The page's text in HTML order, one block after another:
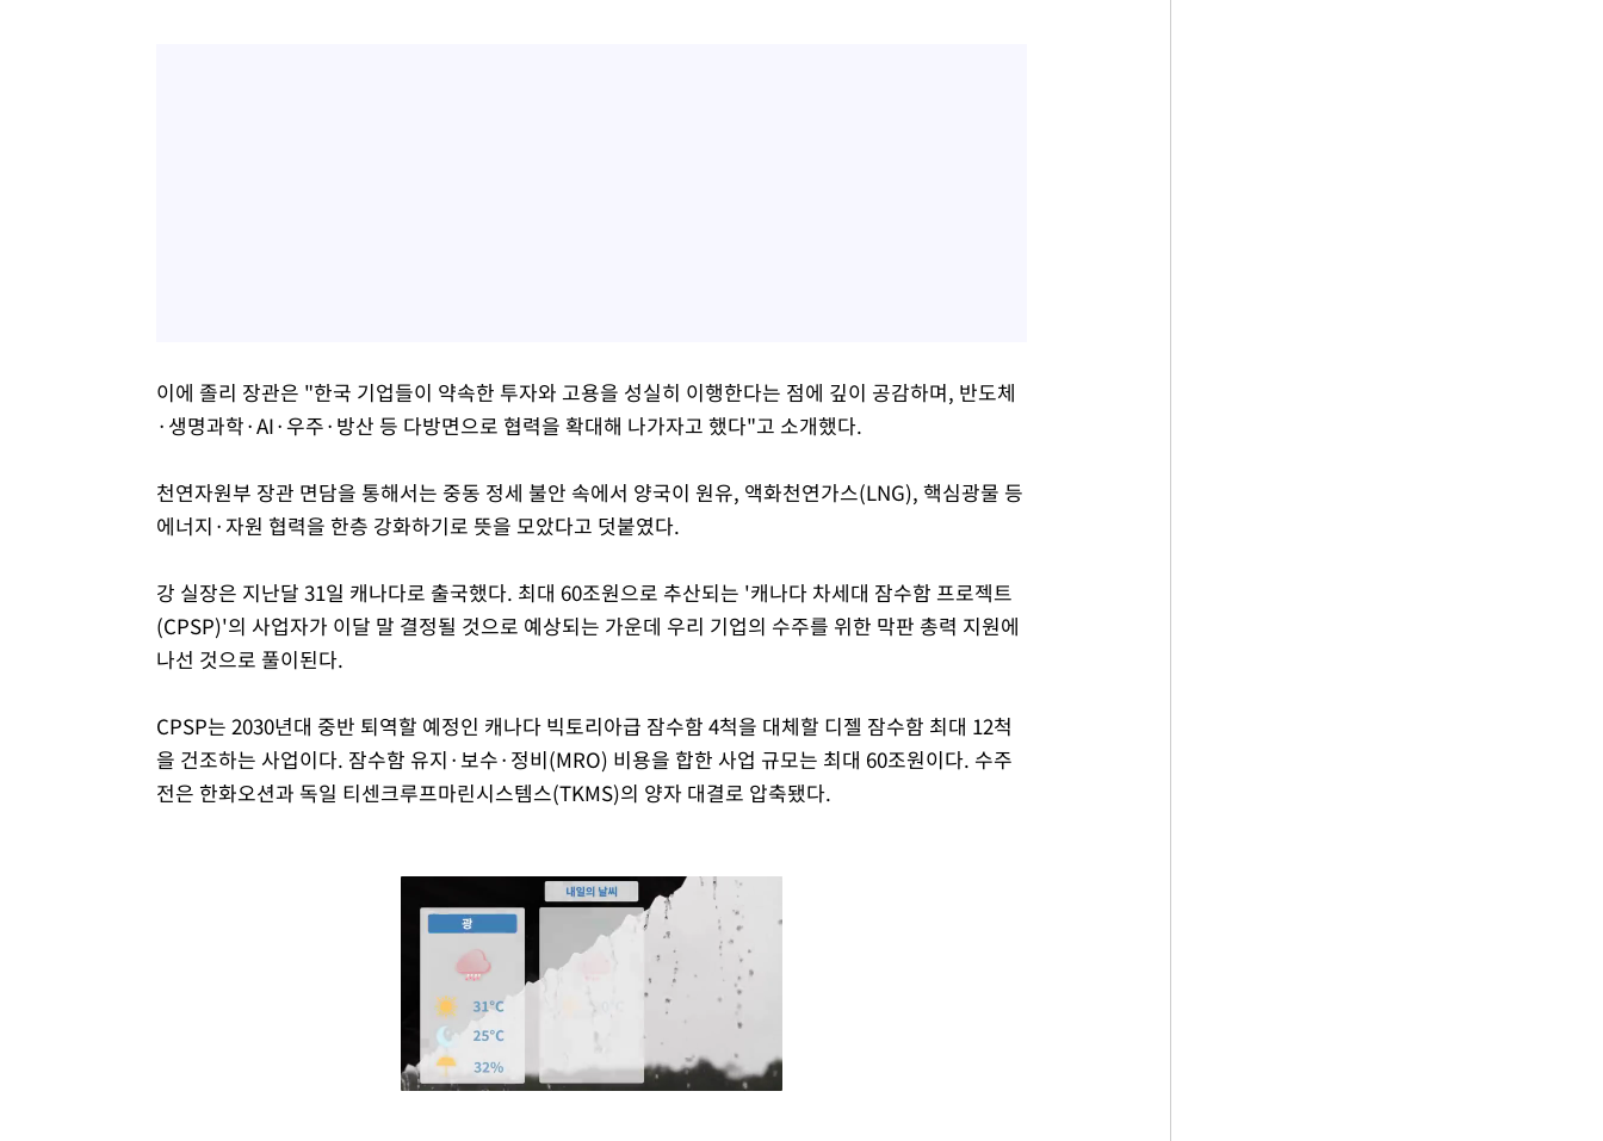
이에 졸리 장관은 "한국 기업들이 약속한 투자와 고용을 성실히 이행한다는 점에 깊이 공감하며, 반도체
·생명과학·AI·우주·방산 등 다방면으로 협력을 확대해 나가자고 했다"고 소개했다.
천연자원부 장관 면담을 통해서는 중동 정세 불안 속에서 양국이 원유, 액화천연가스(LNG), 핵심광물 등
에너지·자원 협력을 한층 강화하기로 뜻을 모았다고 덧붙였다.
강 실장은 지난달 31일 캐나다로 출국했다. 최대 60조원으로 추산되는 '캐나다 차세대 잠수함 프로젝트
(CPSP)'의 사업자가 이달 말 결정될 것으로 예상되는 가운데 우리 기업의 수주를 위한 막판 총력 지원에
나선 것으로 풀이된다.
CPSP는 2030년대 중반 퇴역할 예정인 캐나다 빅토리아급 잠수함 4척을 대체할 디젤 잠수함 최대 12척
을 건조하는 사업이다. 잠수함 유지·보수·정비(MRO) 비용을 합한 사업 규모는 최대 60조원이다. 수주
전은 한화오션과 독일 티센크루프마린시스템스(TKMS)의 양자 대결로 압축됐다.